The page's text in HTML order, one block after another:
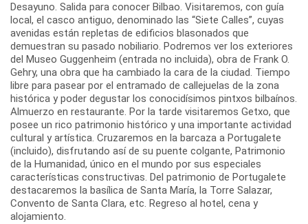
Desayuno. Salida para conocer Bilbao. Visitaremos, con guía
local, el casco antiguo, denominado las “Siete Calles”, cuyas
avenidas están repletas de edificios blasonados que
demuestran su pasado nobiliario. Podremos ver los exteriores
del Museo Guggenheim (entrada no incluida), obra de Frank O.
Gehry, una obra que ha cambiado la cara de la ciudad. Tiempo
libre para pasear por el entramado de callejuelas de la zona
histórica y poder degustar los conocidísimos pintxos bilbaínos.
Almuerzo en restaurante. Por la tarde visitaremos Getxo, que
posee un rico patrimonio histórico y una importante actividad
cultural y artística. Cruzaremos en la barcaza a Portugalete
(incluido), disfrutando así de su puente colgante, Patrimonio
de la Humanidad, único en el mundo por sus especiales
características constructivas. Del patrimonio de Portugalete
destacaremos la basílica de Santa María, la Torre Salazar,
Convento de Santa Clara, etc. Regreso al hotel, cena y
alojamiento.